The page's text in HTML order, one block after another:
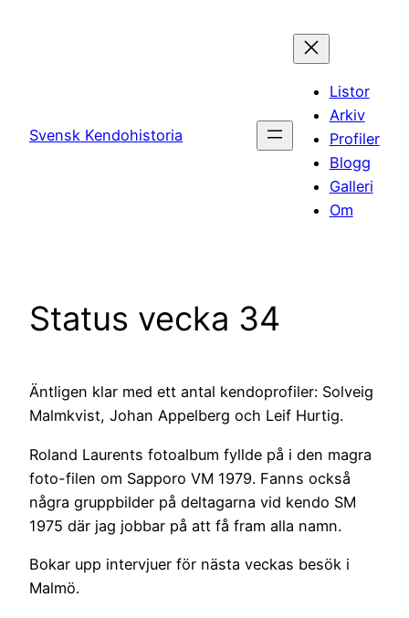
Svensk Kendohistoria
Listor
Arkiv
Profiler
Blogg
Galleri
Om
Status vecka 34
Äntligen klar med ett antal kendoprofiler: Solveig
Malmkvist, Johan Appelberg och Leif Hurtig.
Roland Laurents fotoalbum fyllde på i den magra
foto-filen om Sapporo VM 1979. Fanns också
några gruppbilder på deltagarna vid kendo SM
1975 där jag jobbar på att få fram alla namn.
Bokar upp intervjuer för nästa veckas besök i
Malmö.